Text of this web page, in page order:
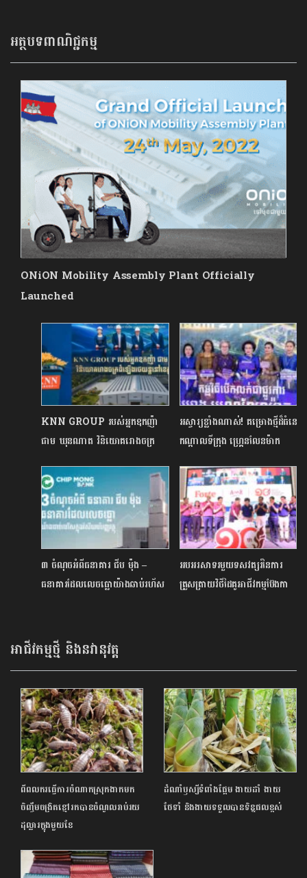
អត្ថបទពាណិជ្ជកម្ម
ONiON Mobility Assembly Plant Officially
Launched
KNN GROUP របស់អ្នកឧកញ៉ា​
ជាម ឃុនណាត​ វិនិយោគរោងចក្រ
អស្ចារ្យខ្លាំងណាស់! គម្រោងថ្មីដ៏ធំនៅ
កណ្តាលទីក្រុង ហ្រ្គេនលែនម៉ាក
ប្រកាសបើកលក់ជាផ្លូវការហើយ
៣ ចំណុចអំពីធនាគារ ជីប ម៉ុង –
ធនាគារដែលលេចធ្លោយ៉ាងឆាប់រហ័ស
អបអរសាទរមួយទសវត្សរ៍នៃការ
ត្រួសត្រាយវិថីដៃគូអាជីវកម្មប៊ែងកា
អាជីវកម្មថ្មី និងនវានុវត្ត
ពីពលករធ្វើការចំណាកស្រុកងាកមក
ចិញ្ចឹមចង្រិតខ្មៅរកបានចំណូលរាប់រយ
ដុល្លារក្នុងមួយខែ
ដំណាំឫស្សីទំពាំងផ្អែម ងាយដាំ ងាយ
ថែទាំ និងងាយទទួលបានទិន្នផលខ្ពស់